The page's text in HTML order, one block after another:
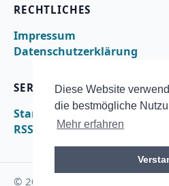
Diese Website
die bestmögliche
Mehr erfahren
RECHTLICHES
Impressum
Datenschutzerklärung
SERVICE
Startseite
RSS
© 2026 ngo-online.de